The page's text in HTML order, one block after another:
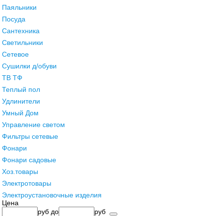
Паяльники
Посуда
Сантехника
Светильники
Сетевое
Сушилки д/обуви
ТВ ТФ
Теплый пол
Удлинители
Умный Дом
Управление светом
Фильтры сетевые
Фонари
Фонари садовые
Хоз.товары
Электротовары
Электроустановочные изделия
Цена
руб до
руб